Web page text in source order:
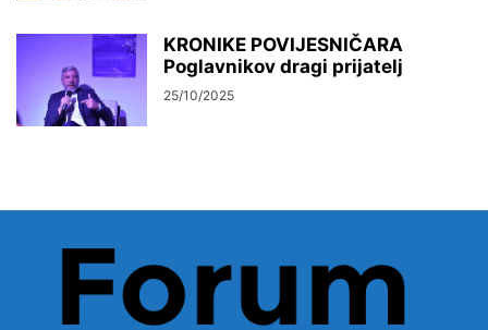
KRONIKE POVIJESNIČARA
Poglavnikov dragi prijatelj
25/10/2025